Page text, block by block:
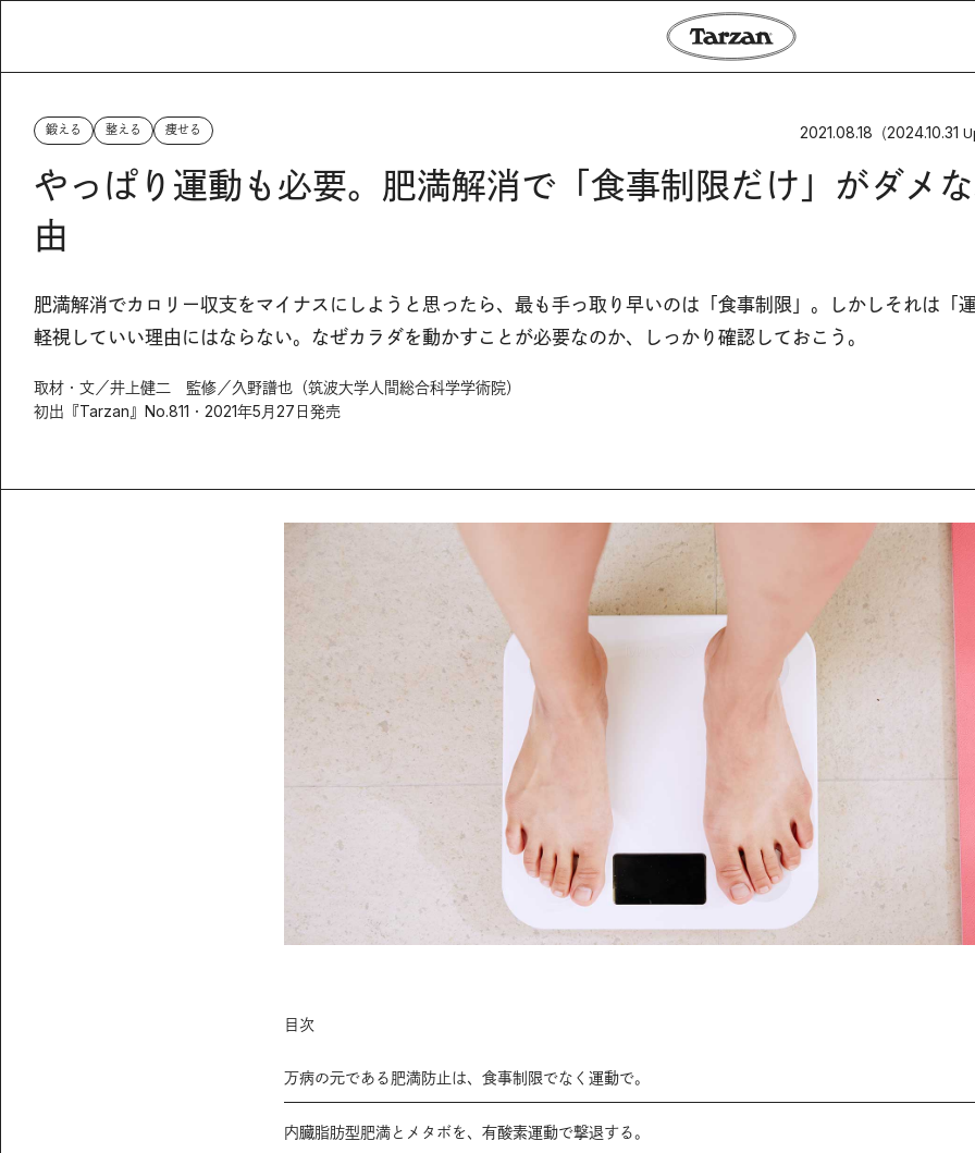
鍛える 整える 痩せる 2021.08.18 （2024.10.31
やっぱり運動も必要。肥満解消で「食事制限だけ」がダメ
由
肥満解消でカロリー収支をマイナスにしようと思ったら、最も手っ取り早いのは「食事制限」。しかしそれは「
軽視していい理由にはならない。なぜカラダを動かすことが必要なのか、しっかり確認しておこう。
取材・文／井上健二 監修／久野譜也（筑波大学人間総合科学学術院）
初出『Tarzan』No.811・2021年5月27日発売
目次
万病の元である肥満防止は、食事制限でなく運動で。
内臓脂肪型肥満とメタボを、有酸素運動で撃退する。